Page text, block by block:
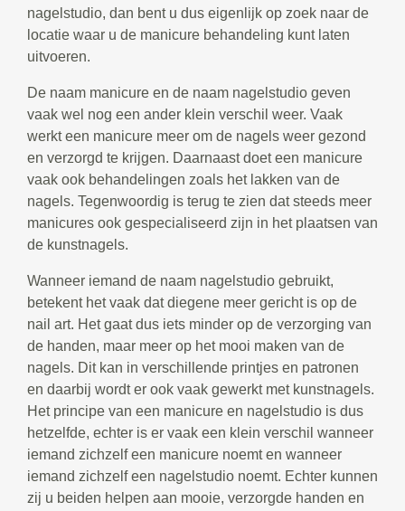
nagelstudio, dan bent u dus eigenlijk op zoek naar de
locatie waar u de manicure behandeling kunt laten
uitvoeren.
De naam manicure en de naam nagelstudio geven
vaak wel nog een ander klein verschil weer. Vaak
werkt een manicure meer om de nagels weer gezond
en verzorgd te krijgen. Daarnaast doet een manicure
vaak ook behandelingen zoals het lakken van de
nagels. Tegenwoordig is terug te zien dat steeds meer
manicures ook gespecialiseerd zijn in het plaatsen van
de kunstnagels.
Wanneer iemand de naam nagelstudio gebruikt,
betekent het vaak dat diegene meer gericht is op de
nail art. Het gaat dus iets minder op de verzorging van
de handen, maar meer op het mooi maken van de
nagels. Dit kan in verschillende printjes en patronen
en daarbij wordt er ook vaak gewerkt met kunstnagels.
Het principe van een manicure en nagelstudio is dus
hetzelfde, echter is er vaak een klein verschil wanneer
iemand zichzelf een manicure noemt en wanneer
iemand zichzelf een nagelstudio noemt. Echter kunnen
zij u beiden helpen aan mooie, verzorgde handen en